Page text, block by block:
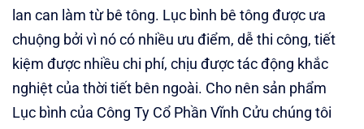
lan can làm từ bê tông. Lục bình bê tông được ưa
chuộng bởi vì nó có nhiều ưu điểm, dễ thi công, tiết
kiệm được nhiều chi phí, chịu được tác động khắc
nghiệt của thời tiết bên ngoài. Cho nên sản phẩm
Lục bình của Công Ty Cổ Phần Vĩnh Cửu chúng tôi